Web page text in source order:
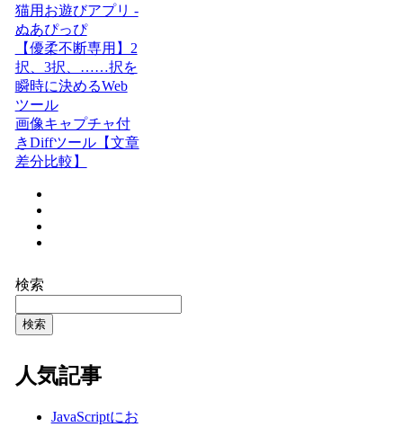
猫用お遊びアプリ -
ぬあぴっぴ
【優柔不断専用】2
択、3択、……択を
瞬時に決めるWeb
ツール
画像キャプチャ付
きDiffツール【文章
差分比較】
検索
検索
人気記事
JavaScriptにお